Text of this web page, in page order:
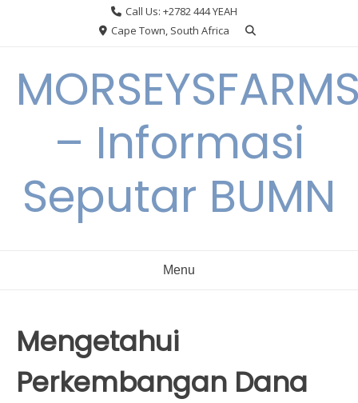
Call Us: +2782 444 YEAH
Cape Town, South Africa
– Informasi
Seputar BUMN
Menu
Mengetahui
Perkembangan Dana